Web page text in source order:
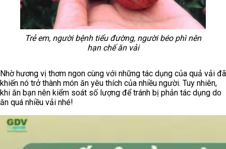
Trẻ em, người bệnh tiểu đường, người béo phì nên
hạn chế ăn vải
Nhờ hương vị thơm ngon cùng với những tác dụng của quả vải đã
khiến nó trở thành món ăn yêu thích của nhiều người. Tuy nhiên,
khi ăn bạn nên kiểm soát số lượng để tránh bị phản tác dụng do
ăn quá nhiều vải nhé!